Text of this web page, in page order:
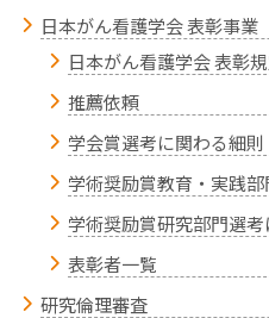
日本がん看護学会 表彰事業
日本がん看護学会 表彰
推薦依頼
学会賞選考に関わる細則
学術奨励賞教育・実践
学術奨励賞研究部門選
表彰者一覧
研究倫理審査